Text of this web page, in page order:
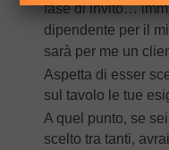
fase di invito…
dipendente per il
sarà per me un
Aspetta di esser
sul tavolo le tue
A quel punto, se
scelto tra tanti,